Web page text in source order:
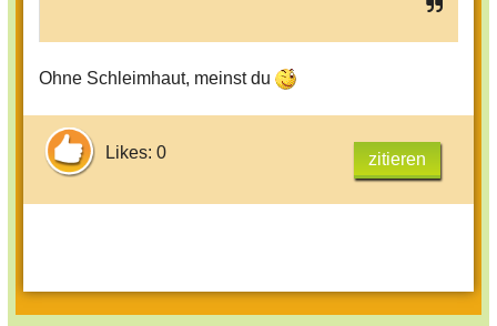
Ohne Schleimhaut, meinst du
Likes: 0 zitieren